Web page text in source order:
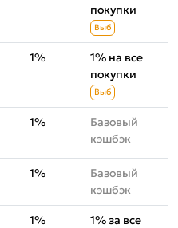
покупки
Выб
1%
1% на все
покупки
Выб
1%
Базовый
кэшбэк
1%
Базовый
кэшбэк
1%
1% за все